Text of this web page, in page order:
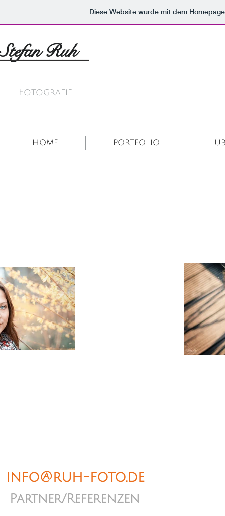
Diese Website wurde mit dem
Ruh
Fotografie
HOME PORTFOLIO
info@ruh-foto.de
Partner/Referenzen